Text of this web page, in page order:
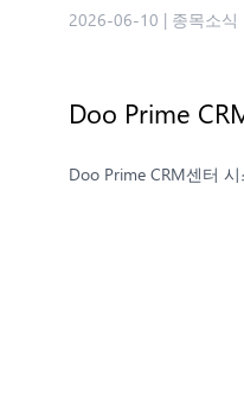
2026-06-10 | 종목소식
Doo Prime
Doo Prime CRM센터